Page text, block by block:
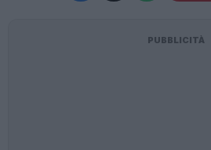
PUBBLICITÀ